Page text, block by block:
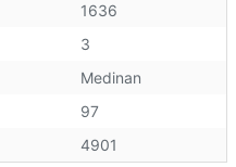
1636
3
Medinan
97
4901